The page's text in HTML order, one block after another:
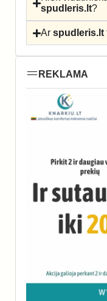
spudleris.lt?
Arspudleris.lt
REKLAMA